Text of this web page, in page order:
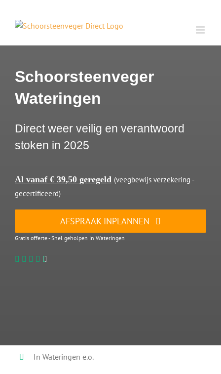
inhoud
Schoorsteenveger
Wateringen
Direct weer veilig en verantwoord
stoken in 2025
Al vanaf € 39,50 geregeld (veegbewijs verzekering -
gecertificeerd)
AFSPRAAK INPLANNEN
Gratis offerte - Snel geholpen in Wateringen
In Wateringen e.o.